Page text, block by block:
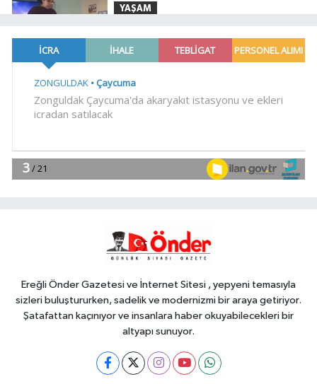
YAŞAM
gönül köprüsü
18:23İstanbul Maltepe'de
18:14
operasyonda 253 kilo esrar ele
Ereğli Önder Gazetesi ve İnternet Sitesi , yepyeni temasıyla
sizleri buluştururken, sadelik ve modernizmi bir araya getiriyor.
Şatafattan kaçınıyor ve insanlara haber okuyabilecekleri bir
altyapı sunuyor.